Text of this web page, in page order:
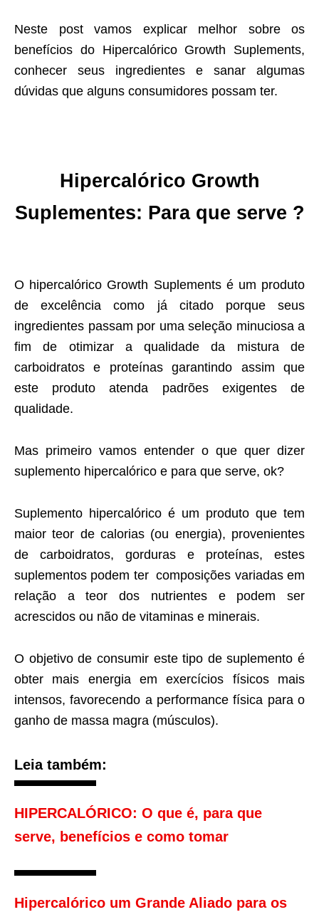
Neste post vamos explicar melhor sobre os
benefícios do Hipercalórico Growth Suplements,
conhecer seus ingredientes e sanar algumas
dúvidas que alguns consumidores possam ter.
Hipercalórico Growth
Suplementes: Para que serve ?
O hipercalórico Growth Suplements é um produto
de excelência como já citado porque seus
ingredientes passam por uma seleção minuciosa a
fim de otimizar a qualidade da mistura de
carboidratos e proteínas garantindo assim que
este produto atenda padrões exigentes de
qualidade.
Mas primeiro vamos entender o que quer dizer
suplemento hipercalórico e para que serve, ok?
Suplemento hipercalórico é um produto que tem
maior teor de calorias (ou energia), provenientes
de carboidratos, gorduras e proteínas, estes
suplementos podem ter composições variadas em
relação a teor dos nutrientes e podem ser
acrescidos ou não de vitaminas e minerais.
O objetivo de consumir este tipo de suplemento é
obter mais energia em exercícios físicos mais
intensos, favorecendo a performance física para o
ganho de massa magra (músculos).
Leia também:
HIPERCALÓRICO: O que é, para que
serve, benefícios e como tomar
Hipercalórico um Grande Aliado para os